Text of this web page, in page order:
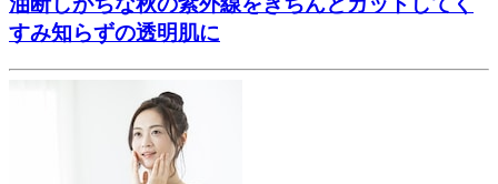
すみ知らずの透明肌に